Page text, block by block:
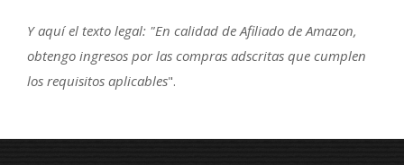
Y aquí el texto legal: "En calidad de Afiliado de Amazon,
obtengo ingresos por las compras adscritas que cumplen
los requisitos aplicables".